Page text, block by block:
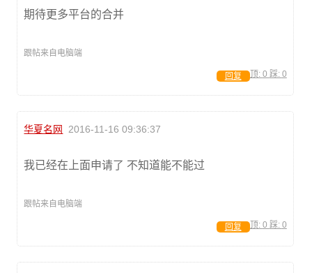
期待更多平台的合并
跟帖来自电脑端
顶: 0 踩: 0
回复
华夏名网 2016-11-16 09:36:37
我已经在上面申请了 不知道能不能过
跟帖来自电脑端
顶: 0 踩: 0
回复